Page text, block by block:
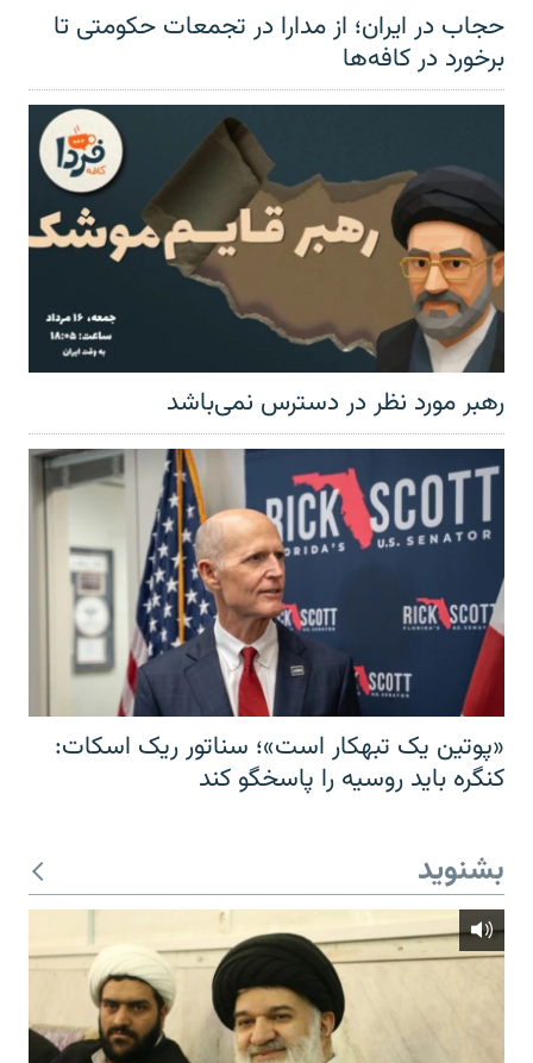
حجاب در ایران؛ از مدارا در تجمعات حکومتی تا
برخورد در کافه‌ها
رهبر مورد نظر در دسترس نمی‌باشد
«پوتین یک تبهکار است»؛ سناتور ریک اسکات:
کنگره باید روسیه را پاسخگو کند
بشنوید